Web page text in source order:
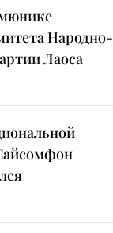
Народно-
Лаоса